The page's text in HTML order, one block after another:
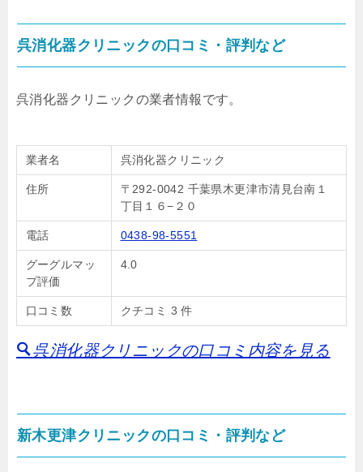
呉消化器クリニックの口コミ・評判など
呉消化器クリニックの業者情報です。
業者名 呉消化器クリニック
住所
〒292-0042 千葉県木更津市清見台南１
丁目１６−２０
電話 0438-98-5551
グーグルマッ
プ評価
4.0
口コミ数 クチコミ 3 件
呉消化器クリニックの口コミ内容を見る
新木更津クリニックの口コミ・評判など